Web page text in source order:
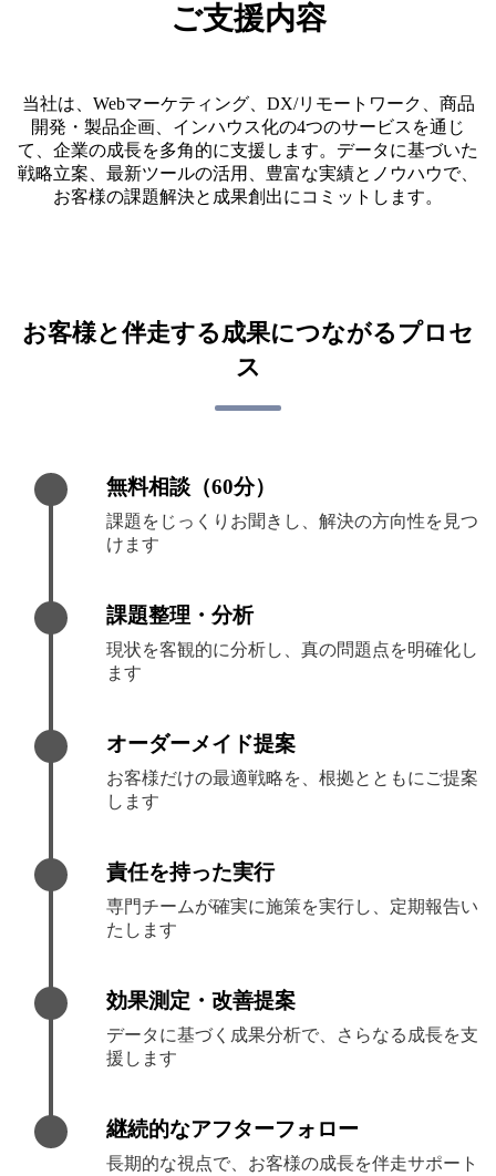
ご支援内容
当社は、Webマーケティング、DX/リモートワーク、商品
開発・製品企画、インハウス化の4つのサービスを通じ
て、企業の成長を多角的に支援します。データに基づいた
戦略立案、最新ツールの活用、豊富な実績とノウハウで、
お客様の課題解決と成果創出にコミットします。
お客様と伴走する成果につながるプロセ
ス
無料相談（60分）
課題をじっくりお聞きし、解決の方向性を見つ
けます
課題整理・分析
現状を客観的に分析し、真の問題点を明確化し
ます
オーダーメイド提案
お客様だけの最適戦略を、根拠とともにご提案
します
責任を持った実行
専門チームが確実に施策を実行し、定期報告い
たします
効果測定・改善提案
データに基づく成果分析で、さらなる成長を支
援します
継続的なアフターフォロー
長期的な視点で、お客様の成長を伴走サポート